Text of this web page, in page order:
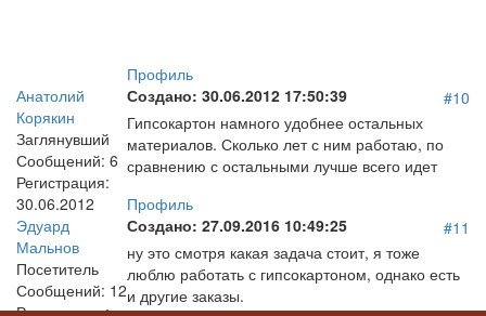
Профиль
Анатолий
Корякин
Заглянувший
Сообщений: 6
Регистрация:
30.06.2012
Создано: 30.06.2012 17:50:39
#10
Гипсокартон намного удобнее остальных
материалов. Сколько лет с ним работаю, по
сравнению с остальными лучше всего идет
Профиль
Эдуард
Мальнов
Посетитель
Сообщений: 12
Регистрация:
Создано: 27.09.2016 10:49:25
#11
ну это смотря какая задача стоит, я тоже
люблю работать с гипсокартоном, однако есть
и другие заказы.